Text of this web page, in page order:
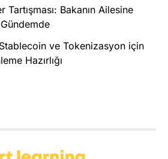
Tartışması: Bakanın Ailesine
ve Tokenizasyon için
Hazırlığı